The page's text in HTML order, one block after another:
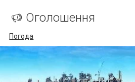
Оголошення
Погода